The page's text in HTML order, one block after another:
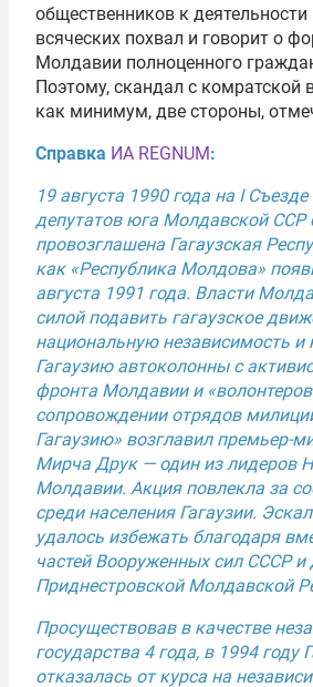
общественников к деятельности
всяческих похвал и говорит о
Молдавии полноценного
Поэтому, скандал с комратской
как минимум, две стороны,
Справка ИА REGNUM:
19 августа 1990 года на I
депутатов юга Молдавской ССР
провозглашена Гагаузская
как «Республика Молдова»
августа 1991 года. Власти
силой подавить гагаузское
национальную независимость и
Гагаузию автоколонны с
фронта Молдавии и
сопровождении отрядов
Гагаузию» возглавил премьер-
Мирча Друк — один из лидеров
Молдавии. Акция повлекла за
среди населения Гагаузии.
удалось избежать благодаря
частей Вооруженных сил СССР и
Приднестровской Молдавской
Просуществовав в качестве
государства 4 года, в 1994 году
отказалась от курса на